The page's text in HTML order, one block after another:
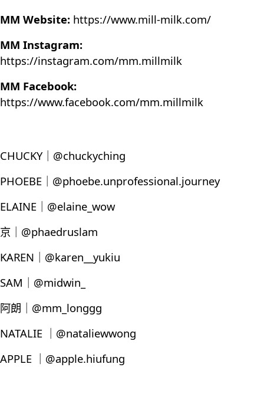
MM Website: https://www.mill-milk.com/
MM Instagram:
https://instagram.com/mm.millmilk
MM Facebook:
https://www.facebook.com/mm.millmilk
CHUCKY｜@chuckyching
PHOEBE｜@phoebe.unprofessional.journey
ELAINE｜@elaine_wow
京｜@phaedruslam
KAREN｜@karen__yukiu
SAM｜@midwin_
阿朗｜@mm_longgg
NATALIE ｜@nataliewwong
APPLE ｜@apple.hiufung